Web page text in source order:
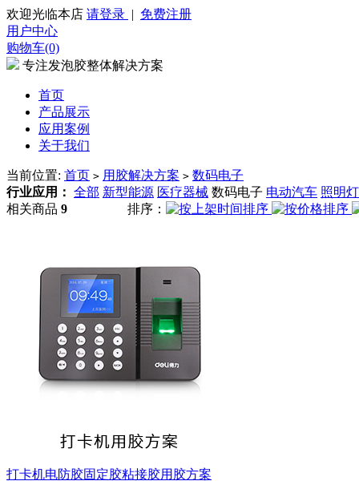
欢迎光临本店 请登录 | 免费注册
用户中心
购物车(0)
专注发泡胶整体解决方案
首页
产品展示
应用案例
关于我们
当前位置: 首页 > 用胶解决方案 > 数码电子
行业应用： 全部 新型能源 医疗器械 数码电子 电动汽车 照明
相关商品 9 排序：
打卡机电防胶固定胶粘接胶用胶方案